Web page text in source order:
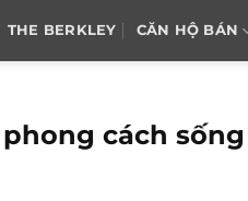
THE BERKLEY CĂN HỘ BÁN
cách sống